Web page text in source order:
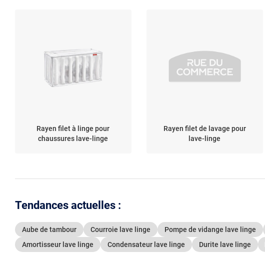
Rayen filet à linge pour
chaussures lave-linge
Rayen filet de lavage pour
lave-linge
Tendances actuelles :
Aube de tambour Courroie lave linge Pompe de vidange lave linge
Amortisseur lave linge
Condensateur lave linge Durite lave linge